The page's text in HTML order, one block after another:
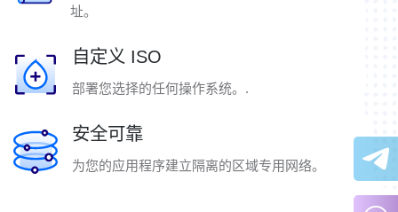
址。
自定义 ISO
部署您选择的任何操作系统。.
安全可靠
为您的应用程序建立隔离的区域专用网络。